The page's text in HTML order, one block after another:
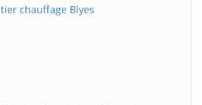
chauffage Blyes